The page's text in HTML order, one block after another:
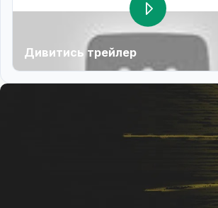
Дивитись трейлер